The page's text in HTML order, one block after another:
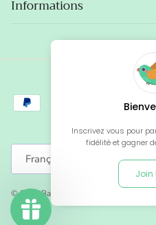
Informations
Langue
Français
© 2026Baïmy
Inscrivez vous pour
fidélité et gagner
Join